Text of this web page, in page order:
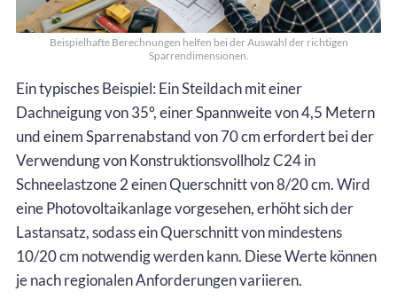
Beispielhafte Berechnungen helfen bei der Auswahl der richtigen
Sparrendimensionen.
Ein typisches Beispiel: Ein Steildach mit einer
Dachneigung von 35°, einer Spannweite von 4,5 Metern
und einem Sparrenabstand von 70 cm erfordert bei der
Verwendung von Konstruktionsvollholz C24 in
Schneelastzone 2 einen Querschnitt von 8/20 cm. Wird
eine Photovoltaikanlage vorgesehen, erhöht sich der
Lastansatz, sodass ein Querschnitt von mindestens
10/20 cm notwendig werden kann. Diese Werte können
je nach regionalen Anforderungen variieren.